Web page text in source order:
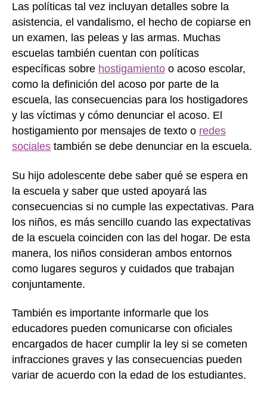
Las políticas tal vez incluyan detalles sobre la
asistencia, el vandalismo, el hecho de copiarse en
un examen, las peleas y las armas. Muchas
escuelas también cuentan con políticas
específicas sobre hostigamiento o acoso escolar,
como la definición del acoso por parte de la
escuela, las consecuencias para los hostigadores
y las víctimas y cómo denunciar el acoso. El
hostigamiento por mensajes de texto o redes
sociales también se debe denunciar en la escuela.
Su hijo adolescente debe saber qué se espera en
la escuela y saber que usted apoyará las
consecuencias si no cumple las expectativas. Para
los niños, es más sencillo cuando las expectativas
de la escuela coinciden con las del hogar. De esta
manera, los niños consideran ambos entornos
como lugares seguros y cuidados que trabajan
conjuntamente.
También es importante informarle que los
educadores pueden comunicarse con oficiales
encargados de hacer cumplir la ley si se cometen
infracciones graves y las consecuencias pueden
variar de acuerdo con la edad de los estudiantes.